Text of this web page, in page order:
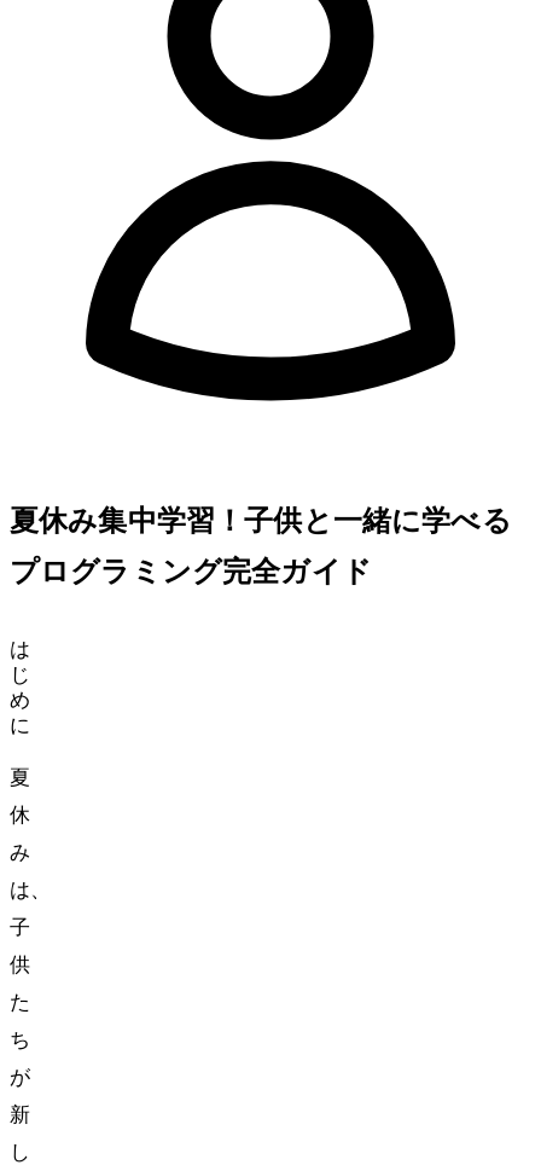
夏休み集中学習！子供と一緒に学べるScratch
プログラミング完全ガイド
は
じ
め
に
夏
休
み
は、
子
供
た
ち
が
新
し